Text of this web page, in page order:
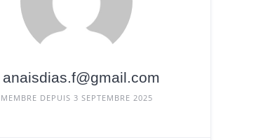
anaisdias.f@gmail.com
MEMBRE DEPUIS 3 SEPTEMBRE 2025